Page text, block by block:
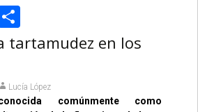
Compartir
tartamudez en los
Lucía López
comúnmente como